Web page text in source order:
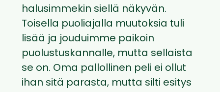
halusimmekin siellä näkyvän.
Toisella puoliajalla muutoksia tuli
lisää ja jouduimme paikoin
puolustuskannalle, mutta sellaista
se on. Oma pallollinen peli ei ollut
ihan sitä parasta, mutta silti esitys